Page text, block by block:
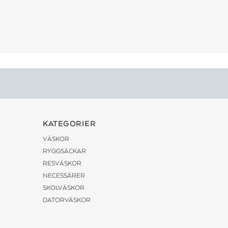
KATEGORIER
VÄSKOR
RYGGSÄCKAR
RESVÄSKOR
NECESSÄRER
SKOLVÄSKOR
DATORVÄSKOR